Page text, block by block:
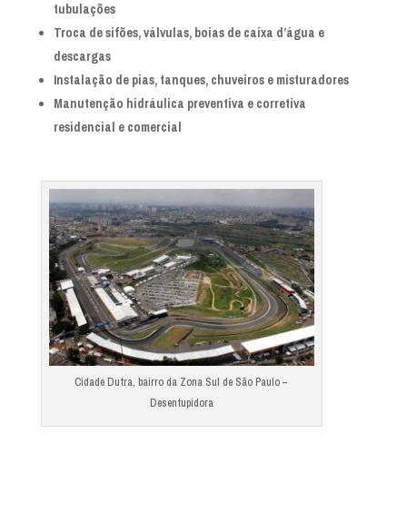
tubulações
Troca de sifões, válvulas, boias de caixa d’água e
descargas
Instalação de pias, tanques, chuveiros e misturadores
Manutenção hidráulica preventiva e corretiva
residencial e comercial
Cidade Dutra, bairro da Zona Sul de São Paulo –
Desentupidora